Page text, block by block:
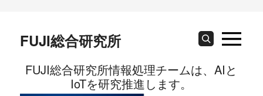
contentFUJI総合研究所 Search
FUJI総合研究所情報処理チームは、AIと
IoTを研究推進します。